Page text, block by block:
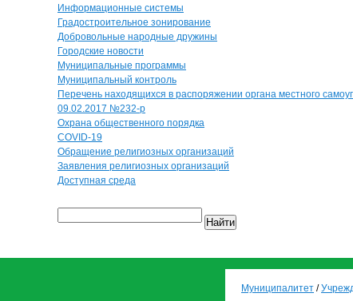
Информационные системы
Градостроительное зонирование
Добровольные народные дружины
Городские новости
Муниципальные программы
Муниципальный контроль
Перечень находящихся в распоряжении органа местного
09.02.2017 №232-р
Охрана общественного порядка
COVID-19
Обращение религиозных организаций
Заявления религиозных организаций
Доступная среда
Найти
Муниципалитет /